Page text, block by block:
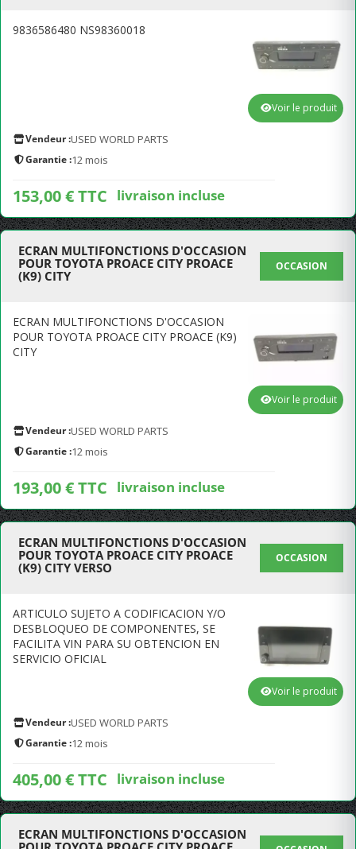
9836586480 NS98360018
Vendeur :USED WORLD PARTS
Garantie :12 mois
153,00 € TTC livraison incluse
Voir le produit
ECRAN MULTIFONCTIONS D'OCCASION
POUR TOYOTA PROACE CITY PROACE
(K9) CITY
OCCASION
ECRAN MULTIFONCTIONS D'OCCASION
POUR TOYOTA PROACE CITY PROACE (K9)
CITY
Vendeur :USED WORLD PARTS
Garantie :12 mois
193,00 € TTC livraison incluse
Voir le produit
ECRAN MULTIFONCTIONS D'OCCASION
POUR TOYOTA PROACE CITY PROACE
(K9) CITY VERSO
OCCASION
ARTICULO SUJETO A CODIFICACION Y/O
DESBLOQUEO DE COMPONENTES, SE
FACILITA VIN PARA SU OBTENCION EN
SERVICIO OFICIAL
Vendeur :USED WORLD PARTS
Garantie :12 mois
405,00 € TTC livraison incluse
Voir le produit
ECRAN MULTIFONCTIONS D'OCCASION